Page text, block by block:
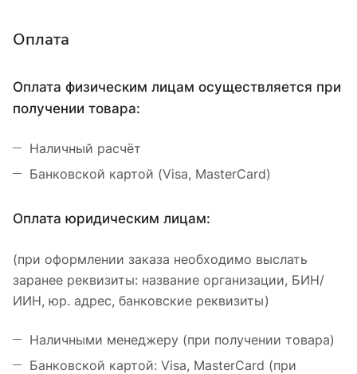
Оплата
Оплата физическим лицам осуществляется при
получении товара:
Наличный расчёт
Банковской картой (Visa, MasterCard)
Оплата юридическим лицам:
(при оформлении заказа необходимо выслать
заранее реквизиты: название организации, БИН/
ИИН, юр. адрес, банковские реквизиты)
Наличными менеджеру (при получении товара)
Банковской картой: Visa, MasterCard (при